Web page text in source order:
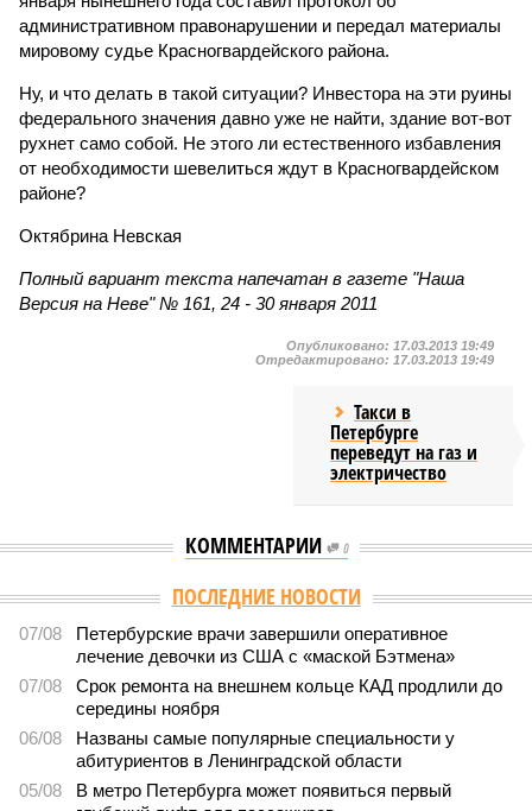
административном правонарушении и передал материалы
мировому судье Красногвардейского района.
Ну, и что делать в такой ситуации? Инвестора на эти руины
федерального значения давно уже не найти, здание вот-вот
рухнет само собой. Не этого ли естественного избавления
от необходимости шевелиться ждут в Красногвардейском
районе?
Октябрина Невская
Полный вариант текста напечатан в газете "Наша
Версия на Неве" № 161, 24 - 30 января 2011
Опубликовано: 17.03.2013 19:49
Отредактировано: 17.03.2013 19:49
Такси в
Петербурге
переведут на газ и
электричество
КОММЕНТАРИИ 0
Версия //Общество //
Стали известны предварительные итоги
вступительной кампании в петербургские вузы
Стали известны предварительные итоги вступительной
кампании в петербургские вузы
Кто куда